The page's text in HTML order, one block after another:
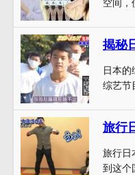
空间，
日本的
综艺节
旅行日
到这个